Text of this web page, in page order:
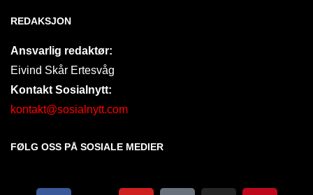
REDAKSJON
Ansvarlig redaktør:
Eivind Skår Ertesvåg
Kontakt Sosialnytt:
kontakt@sosialnytt.com
FØLG OSS PÅ SOSIALE MEDIER​